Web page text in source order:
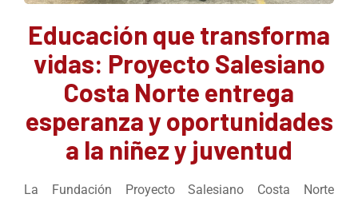
Educación que transforma
vidas: Proyecto Salesiano
Costa Norte entrega
esperanza y oportunidades
a la niñez y juventud
La Fundación Proyecto Salesiano Costa Norte